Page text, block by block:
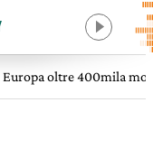
oltre 400mila